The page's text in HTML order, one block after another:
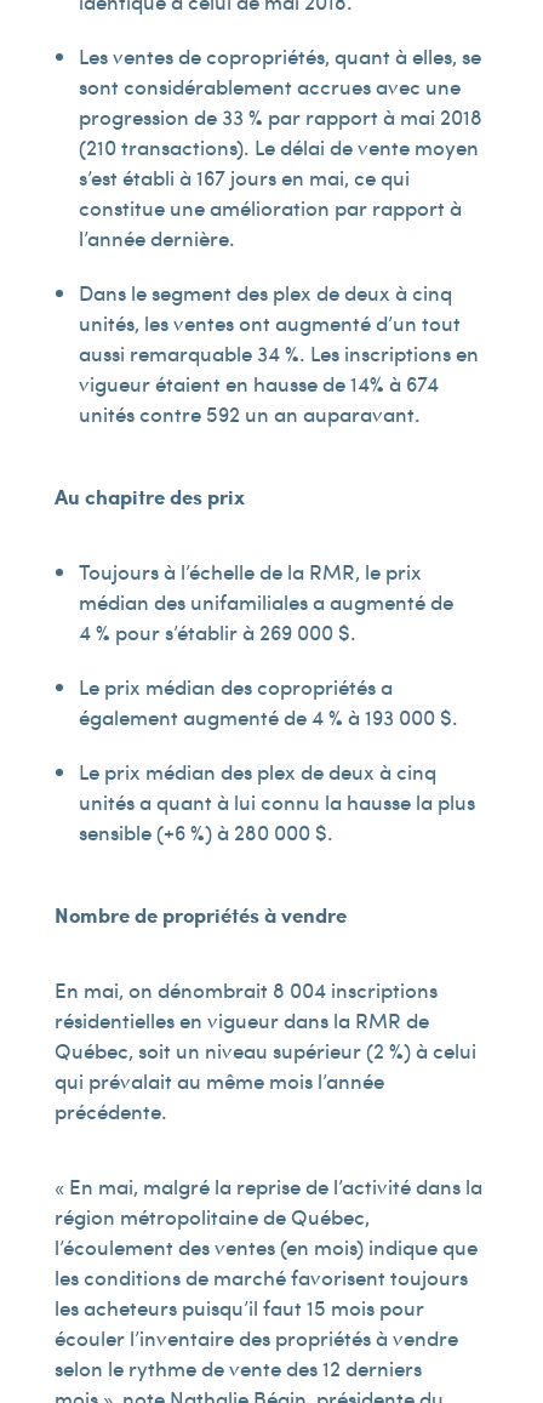
Les ventes de copropriétés, quant à elles, se
sont considérablement accrues avec une
progression de 33 % par rapport à mai 2018
(210 transactions). Le délai de vente moyen
s’est établi à 167 jours en mai, ce qui
constitue une amélioration par rapport à
l’année dernière.
Dans le segment des plex de deux à cinq
unités, les ventes ont augmenté d’un tout
aussi remarquable 34 %. Les inscriptions en
vigueur étaient en hausse de 14% à 674
unités contre 592 un an auparavant.
Au chapitre des prix
Toujours à l’échelle de la RMR, le prix
médian des unifamiliales a augmenté de
4 % pour s’établir à 269 000 $.
Le prix médian des copropriétés a
également augmenté de 4 % à 193 000 $.
Le prix médian des plex de deux à cinq
unités a quant à lui connu la hausse la plus
sensible (+6 %) à 280 000 $.
Nombre de propriétés à vendre
En mai, on dénombrait 8 004 inscriptions
résidentielles en vigueur dans la RMR de
Québec, soit un niveau supérieur (2 %) à celui
qui prévalait au même mois l’année
précédente.
« En mai, malgré la reprise de l’activité dans la
région métropolitaine de Québec,
l’écoulement des ventes (en mois) indique que
les conditions de marché favorisent toujours
les acheteurs puisqu’il faut 15 mois pour
écouler l’inventaire des propriétés à vendre
selon le rythme de vente des 12 derniers